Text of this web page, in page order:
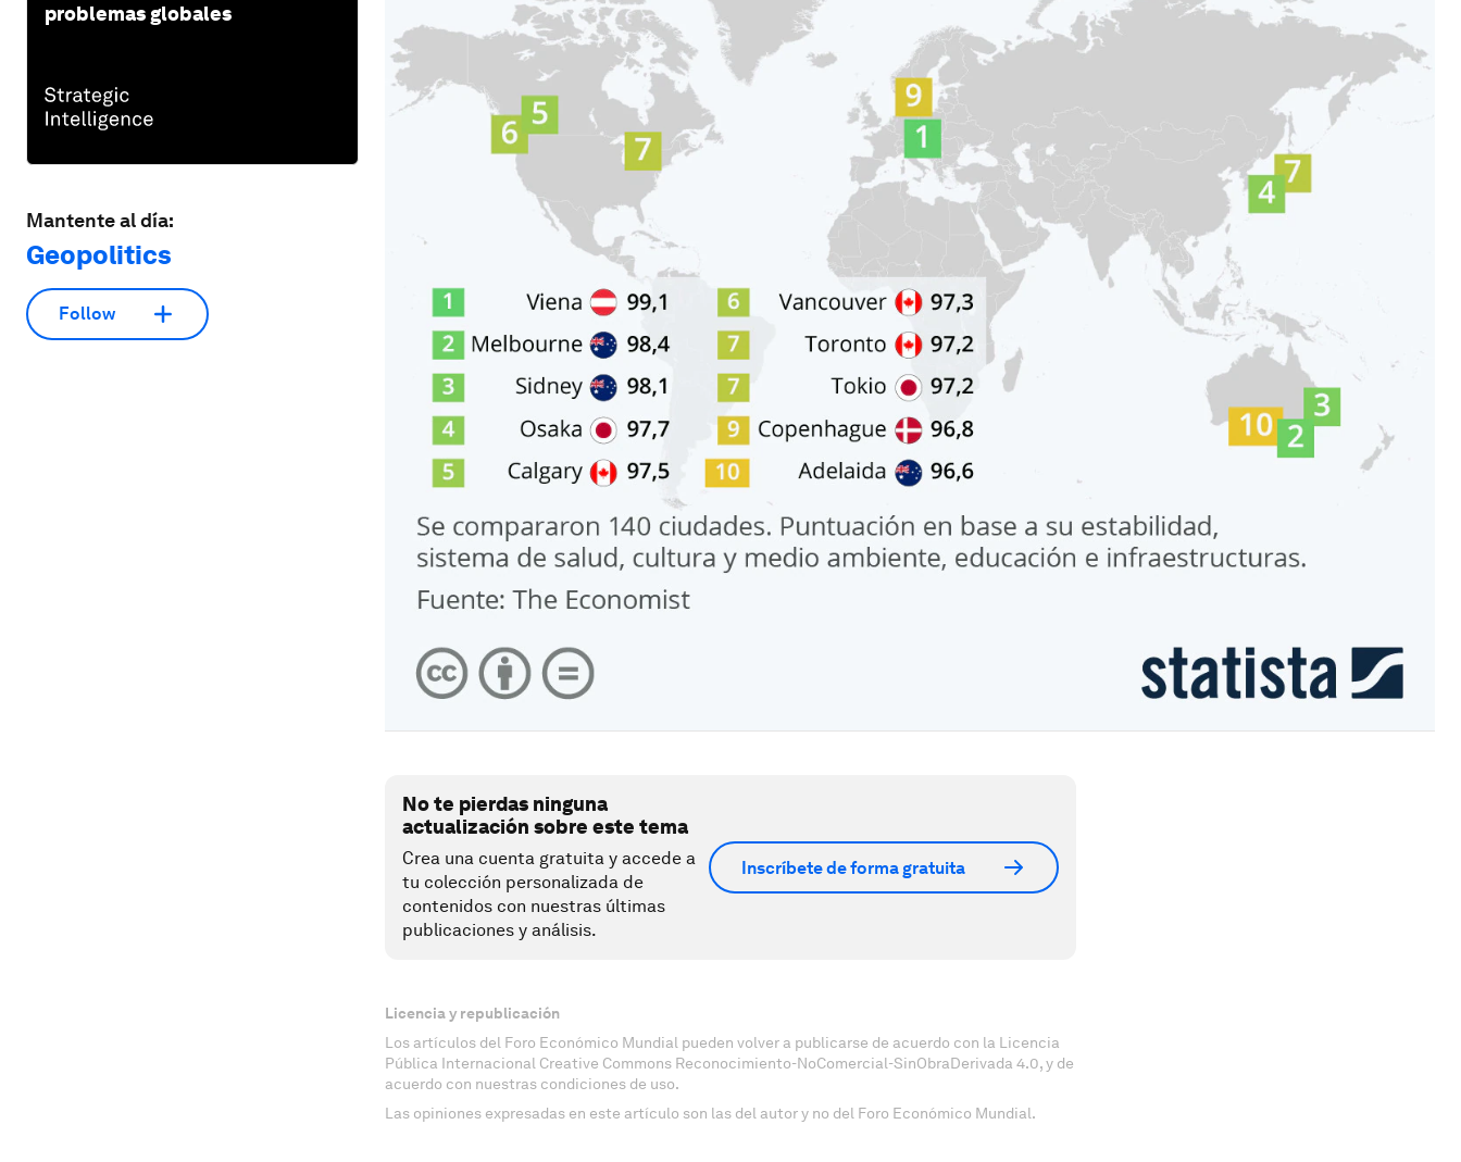
problemas globales
Mantente al día:
Geopolitics
Follow
No te pierdas ninguna
actualización sobre este tema
Crea una cuenta gratuita y accede a
tu colección personalizada de
contenidos con nuestras últimas
publicaciones y análisis.
Inscríbete de forma gratuita
Licencia y republicación
Los artículos del Foro Económico Mundial pueden volver a publicarse de acuerdo con la Licencia
Pública Internacional Creative Commons Reconocimiento-NoComercial-SinObraDerivada 4.0, y de
acuerdo con nuestras condiciones de uso.
Las opiniones expresadas en este artículo son las del autor y no del Foro Económico Mundial.